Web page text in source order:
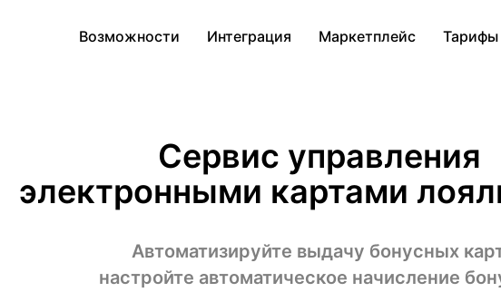
Возможности Интеграция Маркетплейс Тарифы
Сервис управления
электронными картами
Автоматизируйте выдачу бонусных
настройте автоматическое начисление